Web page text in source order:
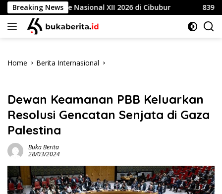
Skip
to
content
Breaking News
Nasional XII 2026 di Cibubur 839 Mahasiswa
Home Berita Internasional
Dewan Keamanan PBB Keluarkan
Resolusi Gencatan Senjata di Gaza
Palestina
Buka Berita
28/03/2024